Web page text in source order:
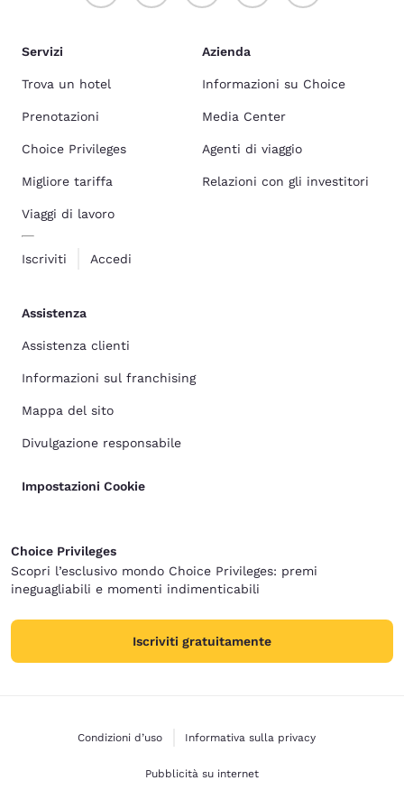
Servizi
Trova un hotel
Prenotazioni
Choice Privileges
Migliore tariffa
Viaggi di lavoro
Iscriviti Accedi
Azienda
Informazioni su Choice
Media Center
Agenti di viaggio
Relazioni con gli investitori
Assistenza
Assistenza clienti
Informazioni sul franchising
Mappa del sito
Divulgazione responsabile
Impostazioni Cookie
Choice Privileges
Scopri l’esclusivo mondo Choice Privileges: premi
ineguagliabili e momenti indimenticabili
Iscriviti gratuitamente
Condizioni d’uso Informativa sulla privacy
Pubblicità su internet